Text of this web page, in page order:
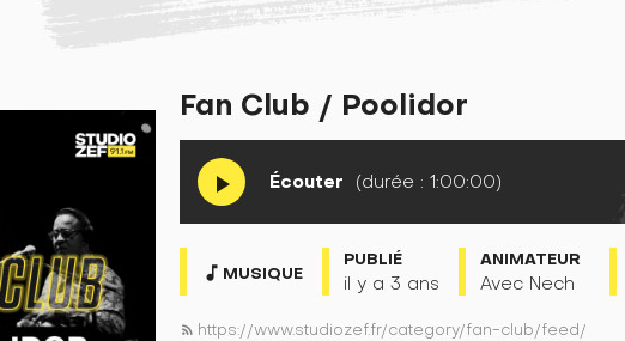
Fan Club / Poolidor
play_arrow Écouter (durée : 1:00:00)
music_note MUSIQUE
PUBLIÉ
il y a 3 ans
ANIMATEUR
Avec Nech
rss_feed https://www.studiozef.fr/category/fan-club/feed/